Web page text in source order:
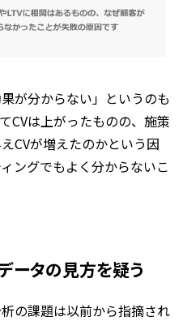
が分からない」というのも
CVは上がったものの、施策
CVが増えたのかという因
ングでもよく分からないこ
ータの見方を疑う
の課題は以前から指摘され